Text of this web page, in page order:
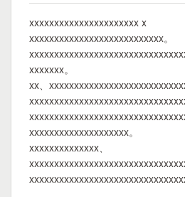
xxxxxxxxxxxxxxxxxxxxxx x
xxxxxxxxxxxxxxxxxxxxxxxxxxx。
xxxxxxx。
xx、xxxxxxxxxxxxxxxxxxxxxxxxxxxx
xxxxxxxxxxxxxxxxxxxx。
xxxxxxxxxxxxxx、